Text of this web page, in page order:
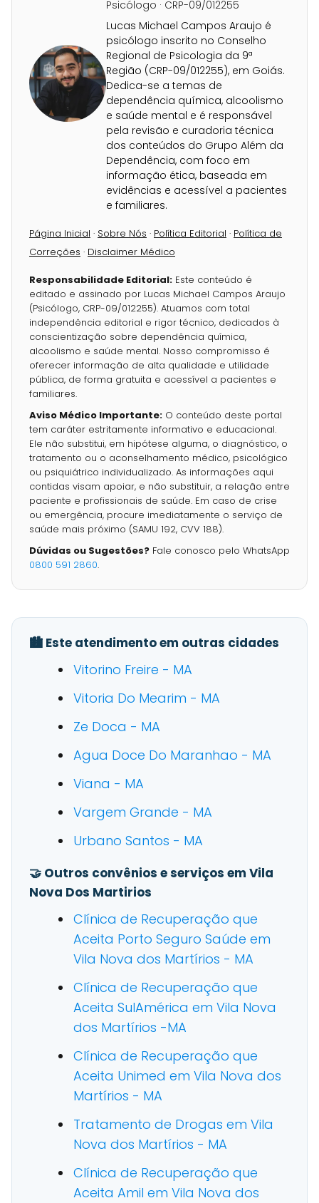
Psicólogo · CRP-09/012255
Lucas Michael Campos Araujo é
psicólogo inscrito no Conselho
Regional de Psicologia da 9ª
Região (CRP-09/012255), em Goiás.
Dedica-se a temas de
dependência química, alcoolismo
e saúde mental e é responsável
pela revisão e curadoria técnica
dos conteúdos do Grupo Além da
Dependência, com foco em
informação ética, baseada em
evidências e acessível a pacientes
e familiares.
Página Inicial · Sobre Nós · Política Editorial · Política de
Correções · Disclaimer Médico
Responsabilidade Editorial: Este conteúdo é
editado e assinado por Lucas Michael Campos Araujo
(Psicólogo, CRP-09/012255). Atuamos com total
independência editorial e rigor técnico, dedicados à
conscientização sobre dependência química,
alcoolismo e saúde mental. Nosso compromisso é
oferecer informação de alta qualidade e utilidade
pública, de forma gratuita e acessível a pacientes e
familiares.
Aviso Médico Importante: O conteúdo deste portal
tem caráter estritamente informativo e educacional.
Ele não substitui, em hipótese alguma, o diagnóstico, o
tratamento ou o aconselhamento médico, psicológico
ou psiquiátrico individualizado. As informações aqui
contidas visam apoiar, e não substituir, a relação entre
paciente e profissionais de saúde. Em caso de crise
ou emergência, procure imediatamente o serviço de
saúde mais próximo (SAMU 192, CVV 188).
Dúvidas ou Sugestões? Fale conosco pelo WhatsApp
0800 591 2860.
🏙️ Este atendimento em outras cidades
Vitorino Freire - MA
Vitoria Do Mearim - MA
Ze Doca - MA
Agua Doce Do Maranhao - MA
Viana - MA
Vargem Grande - MA
Urbano Santos - MA
🤝 Outros convênios e serviços em Vila
Nova Dos Martirios
Clínica de Recuperação que
Aceita Porto Seguro Saúde em
Vila Nova dos Martírios - MA
Clínica de Recuperação que
Aceita SulAmérica em Vila Nova
dos Martírios -MA
Clínica de Recuperação que
Aceita Unimed em Vila Nova dos
Martírios - MA
Tratamento de Drogas em Vila
Nova dos Martírios - MA
Clínica de Recuperação que
Aceita Amil em Vila Nova dos